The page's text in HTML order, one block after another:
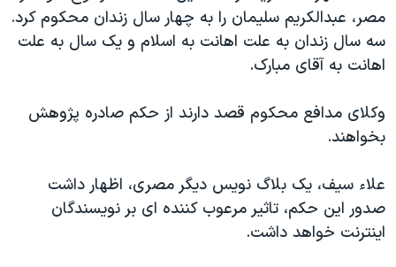
فرهنگ و زندگی
حقوق شهروندی
علم و فناوری
گالری عکس
آرشیو پخش زنده
بایگانی برنامه‌های تلویزیونی
مستندها
انتخابات ریاست جمهوری آمریکا ۲۰۲۴
رمز مهسا
اعتراضات زن، زندگی، آزادی
مجموعه مستندهای دادخواهی
دنبال کنید
مصر، عبدالکريم سليمان را به چهار سال زندان محکوم کرد.
سه سال زندان به علت اهانت به اسلام و يک سال به علت
اهانت به آقای مبارک.
وکلای مدافع محکوم قصد دارند از حکم صادره پژوهش
بخواهند.
علاء سيف، يک بلاگ نويس ديگر مصری، اظهار داشت
صدور اين حکم، تاثير مرعوب کننده ای بر نويسندگان
اينترنت خواهد داشت.